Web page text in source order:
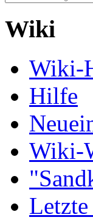
Wiki
Wiki-
Hilfe
Wiki-